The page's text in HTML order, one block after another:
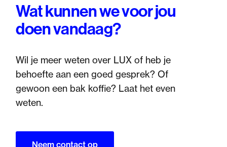
Wat kunnen we voor jou
doen vandaag?
Wil je meer weten over LUX of heb je
behoefte aan een goed gesprek? Of
gewoon een bak koffie? Laat het even
weten.
Neem contact op